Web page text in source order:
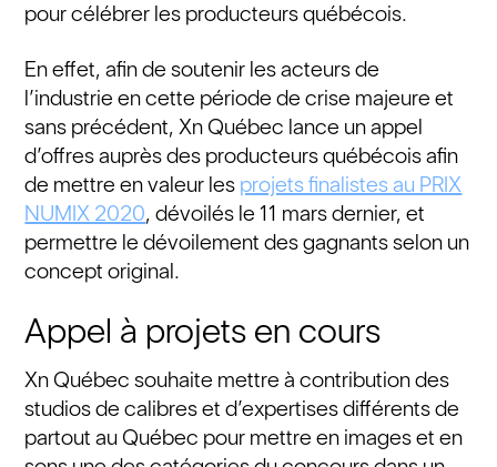
pour célébrer les producteurs québécois.
En effet, afin de soutenir les acteurs de
l’industrie en cette période de crise majeure et
sans précédent, Xn Québec lance un appel
d’offres auprès des producteurs québécois afin
de mettre en valeur les projets finalistes au PRIX
NUMIX 2020, dévoilés le 11 mars dernier, et
permettre le dévoilement des gagnants selon un
concept original.
Appel à projets en cours
Xn Québec souhaite mettre à contribution des
studios de calibres et d’expertises différents de
partout au Québec pour mettre en images et en